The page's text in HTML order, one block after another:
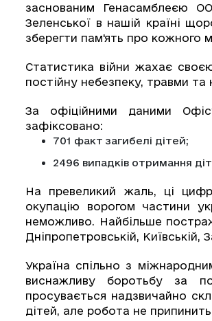
заснованим Генасамблеєю
Зеленської в нашій країні
зберегти пам'ять про кожного
Статистика війни жахає
постійну небезпеку, травми та
За офіційними даними
зафіксовано:
701 факт загибелі дітей;
2496 випадків отримання
На превеликий жаль, ці
окупацію ворогом частини
неможливо. Найбільше
Дніпропетровській, Київській,
Україна спільно з
виснажливу боротьбу за
просувається надзвичайно
дітей, але робота не